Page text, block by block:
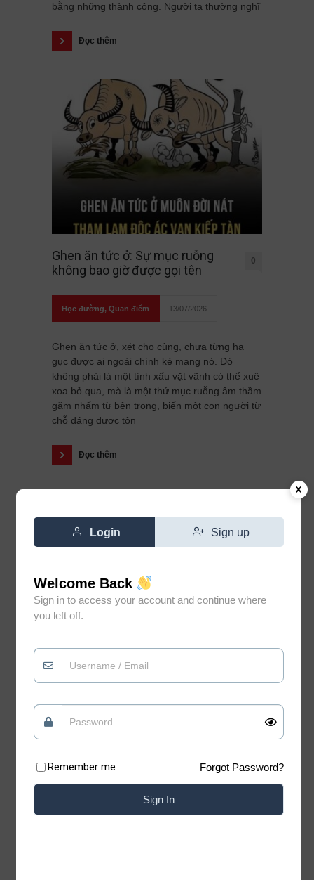
bằng những thành công. Người ta thường nghĩ
Đọc thêm
Ghen ăn tức ở: Sự mục ruỗng
không bao giờ được gọi tên
0
Học đường, Quan điểm 13/07/2026
Ghen ăn tức ở, xét cho cùng, chưa từng hạ
gục được ai ngoài chính kẻ mang nó. Đó
không phải là một tính xấu vặt vãnh có thể xuê
xoa bỏ qua, mà là một thứ mục ruỗng âm thầm
gặm nhấm từ bên trong, biến một con người từ
chỗ đáng được tôn
Đọc thêm
Đừng vì gặp vài người không
xứng đáng mà đánh mất niềm
Quan điểm 09/07/2026
Có những lúc, sống “chua” một chút mới giữ
tâm hồn đang tìm kiếm sự bình yên. Chào
Login Sign up
Welcome Back
Sign in to access your account and continue where
you left off.
Remember me Forgot Password?
Sign In